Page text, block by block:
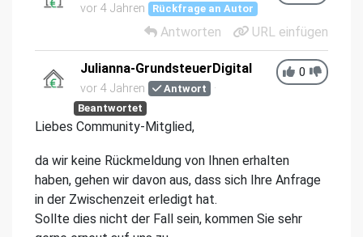
vor 4 Jahren Rückfrage an Autor
Antworten URL einfügen
0
Julianna-GrundsteuerDigital
vor 4 Jahren
Antwort
Beantwortet
Liebes Community-Mitglied,
da wir keine Rückmeldung von Ihnen erhalten
haben, gehen wir davon aus, dass sich Ihre Anfrage
in der Zwischenzeit erledigt hat.
Sollte dies nicht der Fall sein, kommen Sie sehr